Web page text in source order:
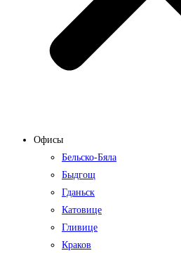
Офисы
Бельско-Бяла
Быдгощ
Гданьск
Катовице
Гливице
Краков